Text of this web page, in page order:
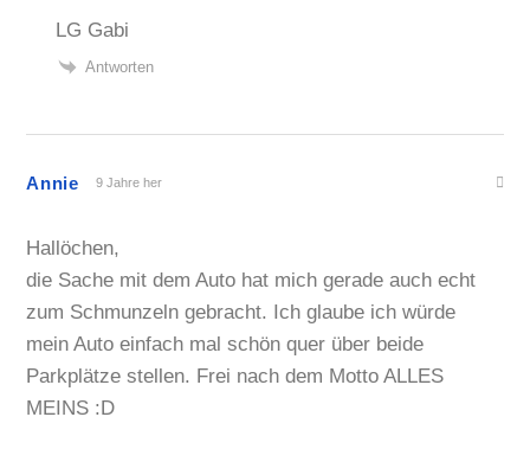
LG Gabi
Antworten
Annie 9 Jahre her
Hallöchen,
die Sache mit dem Auto hat mich gerade auch echt
zum Schmunzeln gebracht. Ich glaube ich würde
mein Auto einfach mal schön quer über beide
Parkplätze stellen. Frei nach dem Motto ALLES
MEINS :D